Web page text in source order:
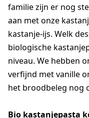
familie zijn er nog
aan met onze
kastanje-ijs. Welk
biologische
niveau. We hebben
verfijnd met vanille
het broodbeleg nog
Bio kastanjepasta